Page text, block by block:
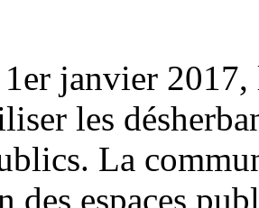
janvier
les
La
des espaces